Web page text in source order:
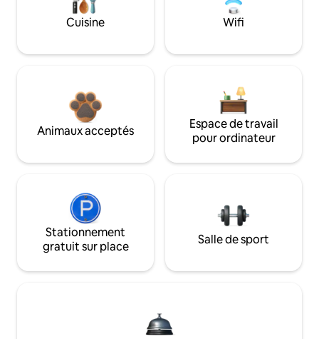
Cuisine Wifi
Animaux acceptés
Espace de travail
pour ordinateur
Stationnement
gratuit sur place
Salle de sport